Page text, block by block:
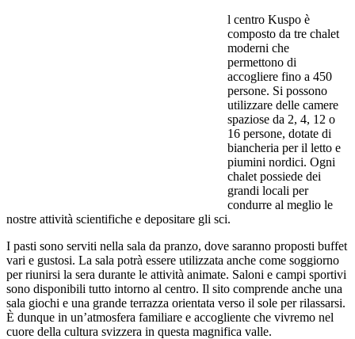
l centro Kuspo è
composto da tre chalet
moderni che
permettono di
accogliere fino a 450
persone. Si possono
utilizzare delle camere
spaziose da 2, 4, 12 o
16 persone, dotate di
biancheria per il letto e
piumini nordici. Ogni
chalet possiede dei
grandi locali per
condurre al meglio le
nostre attività scientifiche e depositare gli sci.
I pasti sono serviti nella sala da pranzo, dove saranno proposti buffet
vari e gustosi. La sala potrà essere utilizzata anche come soggiorno
per riunirsi la sera durante le attività animate. Saloni e campi sportivi
sono disponibili tutto intorno al centro. Il sito comprende anche una
sala giochi e una grande terrazza orientata verso il sole per rilassarsi.
È dunque in un’atmosfera familiare e accogliente che vivremo nel
cuore della cultura svizzera in questa magnifica valle.